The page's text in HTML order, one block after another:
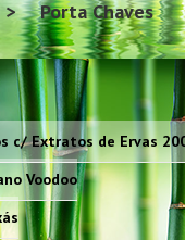
Porta Chaves
c/ Extratos de Ervas
Voodoo